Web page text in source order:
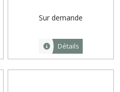
Sur demande
Détails